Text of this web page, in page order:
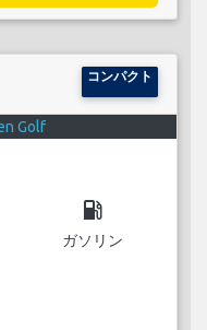
コンパクト
local_gas_station
ガソリン